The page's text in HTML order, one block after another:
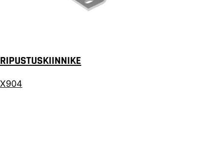
RIPUSTUSKIINNIKE
X904